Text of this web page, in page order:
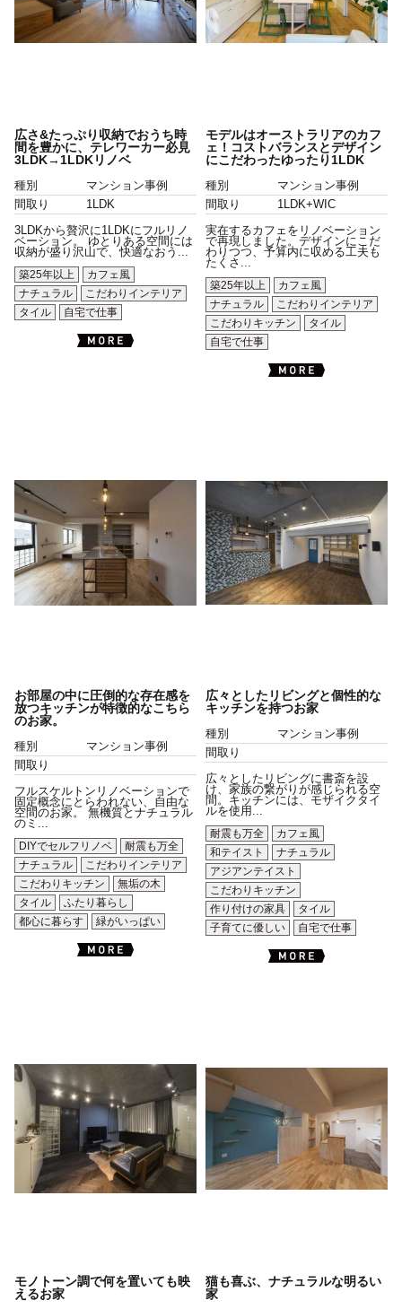
広さ&たっぷり収納でおうち時
間を豊かに、テレワーカー必見
3LDK→1LDKリノベ
種別
マンション事例
間取り
1LDK
3LDKから贅沢に1LDKにフルリノ
ベーション。 ゆとりある空間には
収納が盛り沢山で、快適なおう...
築25年以上
カフェ風
ナチュラル
こだわりインテリア
タイル
自宅で仕事
モデルはオーストラリアのカフ
ェ！コストバランスとデザイン
にこだわったゆったり1LDK
種別
マンション事例
間取り
1LDK+WIC
実在するカフェをリノベーション
で再現しました。デザインにこだ
わりつつ、予算内に収める工夫も
たくさ...
築25年以上
カフェ風
ナチュラル
こだわりインテリア
こだわりキッチン
タイル
自宅で仕事
お部屋の中に圧倒的な存在感を
放つキッチンが特徴的なこちら
のお家。
種別
マンション事例
間取り
フルスケルトンリノベーションで
固定概念にとらわれない、自由な
空間のお家。 無機質とナチュラル
のミ...
DIYでセルフリノベ
耐震も万全
ナチュラル
こだわりインテリア
こだわりキッチン
無垢の木
タイル
ふたり暮らし
都心に暮らす
緑がいっぱい
広々としたリビングと個性的な
キッチンを持つお家
種別
マンション事例
間取り
広々としたリビングに書斎を設
け、家族の繋がりが感じられる空
間。キッチンには、モザイクタイ
ルを使用...
耐震も万全
カフェ風
和テイスト
ナチュラル
アジアンテイスト
こだわりキッチン
作り付けの家具
タイル
子育てに優しい
自宅で仕事
モノトーン調で何を置いても映
えるお家
猫も喜ぶ、ナチュラルな明るい
家